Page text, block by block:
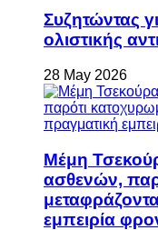
Συζητώντας
ολιστικής
28 May 2026
Μέμη
ασθενών,
εμπειρία